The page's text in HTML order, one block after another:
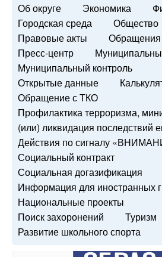
Об округе Экономика
Городская среда
Общество
Правовые акты
Обращения
Пресс-центр
Муниципальный контроль
Открытые данные
Обращение с ТКО
Профилактика терроризма,
(или) ликвидация последствий
Действия по сигналу
Социальный контракт
Социальная догазификация
Информация для иностранных
Национальные проекты
Поиск захоронений
Туризм
Развитие школьного спорта